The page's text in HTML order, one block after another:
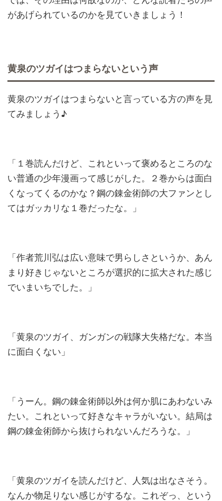
があげられているのかを見ていきましょう！
黄泉のツガイはつまらないという声
黄泉のツガイはつまらないと言っている方の声を見
てみましょう♪
「１巻読んだけど、これといって褒めるところのな
い普通の少年漫画って感じがした。２巻からは面白
くなってくるのかな？鋼の錬金術師の大ファンとし
てはガッカリな１巻だったな。」
「作者荒川弘は広い意味で男らしさというか、あん
まり好きじゃないところが選択的に拡大された感じ
でいまいちでした。」
「黄泉のツガイ、ガンガンの戦隊大失格だな。本当
に面白くない」
「うーん。鋼の錬金術師以外は何か肌にあわないみ
たい。これといって好きなキャラがいない。結局は
鋼の錬金術師から抜けられないんだろうな。」
「黄泉のツガイを読んだけど、人気は出なさそう。
なんか物足りない感じがするな。これぞっ、という